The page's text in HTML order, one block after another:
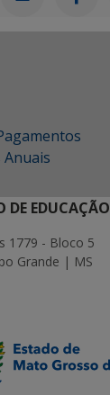
DE EDUCAÇÃO
1779 - Bloco 5
Grande | MS